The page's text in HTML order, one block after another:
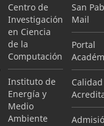
Centro de
Investigación
en Ciencia
de la
Computación
Instituto de
Energía y
Medio
Ambiente
San
Mail
Portal